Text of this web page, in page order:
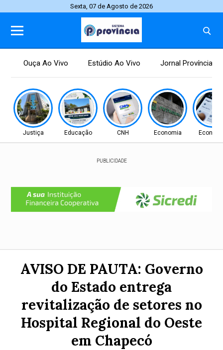
Sexta, 07 de Agosto de 2026
Ouça Ao Vivo Estúdio Ao Vivo Jornal Província
Justiça Educação CNH Economia
PUBLICIDADE
AVISO DE PAUTA: Governo
do Estado entrega
revitalização de setores no
Hospital Regional do Oeste
em Chapecó